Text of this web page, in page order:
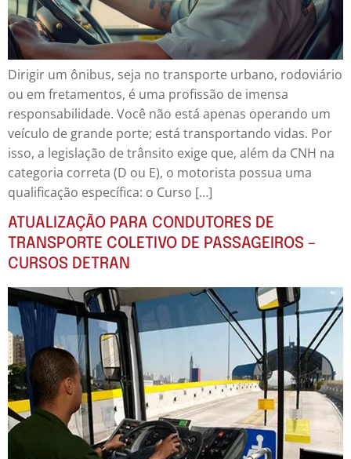
Dirigir um ônibus, seja no transporte urbano, rodoviário
ou em fretamentos, é uma profissão de imensa
responsabilidade. Você não está apenas operando um
veículo de grande porte; está transportando vidas. Por
isso, a legislação de trânsito exige que, além da CNH na
categoria correta (D ou E), o motorista possua uma
qualificação específica: o Curso […]
ATUALIZAÇÃO PARA CONDUTORES DE
TRANSPORTE COLETIVO DE PASSAGEIROS –
CURSOS DETRAN